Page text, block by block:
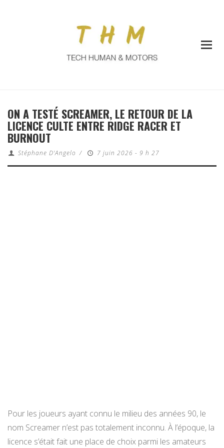
ON A TESTÉ SCREAMER, LE RETOUR DE LA
LICENCE CULTE ENTRE RIDGE RACER ET
BURNOUT
Stéphane D'Angelo / 7 juin 2026 - 9 h 27
Pour les joueurs ayant connu le milieu des années 90, le
nom Screamer n’est pas totalement inconnu. À l’époque, la
licence s’était fait une place de choix parmi les amateurs